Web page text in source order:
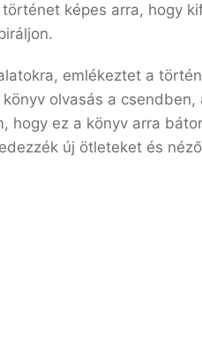
képes arra, hogy
emlékeztet a
olvasás a
hogy ez a könyv arra
új ötleteket és